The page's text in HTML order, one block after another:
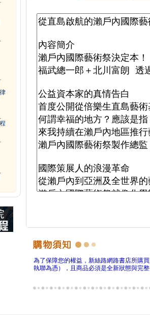
為了保障您的權益，新絲路網路書店所購
執聯為憑），且商品必須是全新狀態與完